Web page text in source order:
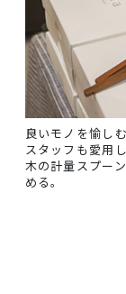
良いモノを愉しむ
スタッフも愛用
木の計量スプー
める。